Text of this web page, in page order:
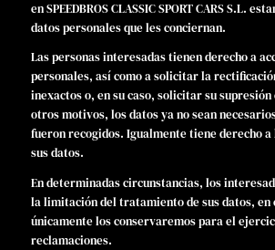
en SPEEDBROS CLASSIC SPORT CARS S.L.
datos personales que les conciernan.
Las personas interesadas tienen derecho a
personales, así como a solicitar la
inexactos o, en su caso, solicitar su
otros motivos, los datos ya no sean
fueron recogidos. Igualmente tiene derecho
sus datos.
En determinadas circunstancias, los
la limitación del tratamiento de sus datos, en
únicamente los conservaremos para el
reclamaciones.